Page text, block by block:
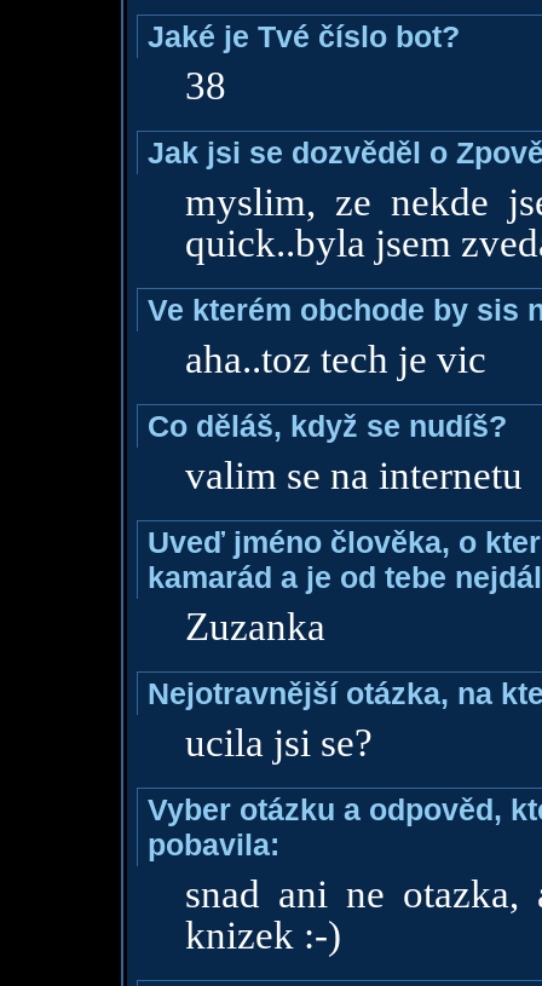
Jaké je Tvé číslo bot?
38
Jak jsi se dozvěděl o
myslim, ze nekde
quick..byla jsem
Ve kterém obchode by sis
aha..toz tech je vic
Co děláš, když se nudíš?
valim se na internetu
Uveď jméno člověka, o
kamarád a je od tebe
Zuzanka
Nejotravnější otázka, na
ucila jsi se?
Vyber otázku a odpověd,
pobavila:
snad ani ne
knizek :-)